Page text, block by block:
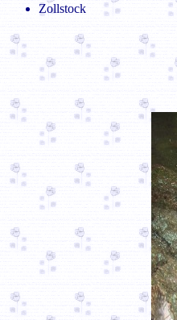
Zollstock